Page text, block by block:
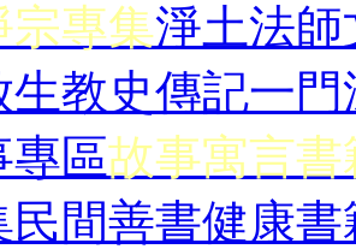
宗專集淨土法師
生教史傳記一門
專區故事寓言書
民間善書健康書